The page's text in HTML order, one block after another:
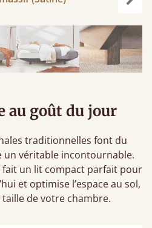
au goût du jour
traditionnelles font du
véritable incontournable.
un lit compact parfait pour
et optimise l’espace au sol,
de votre chambre.